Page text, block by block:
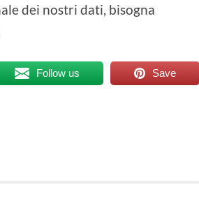
dei nostri dati, bisogna
Follow us Save